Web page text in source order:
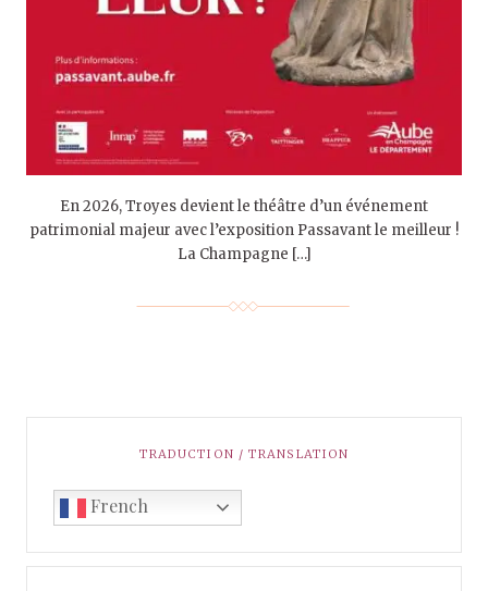
En 2026, Troyes devient le théâtre d’un événement
patrimonial majeur avec l’exposition Passavant le meilleur !
La Champagne […]
TRADUCTION / TRANSLATION
French